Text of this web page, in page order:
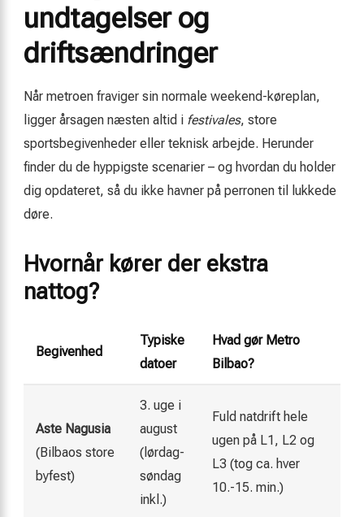
undtagelser og
driftsændringer
Når metroen fraviger sin normale weekend-køreplan,
ligger årsagen næsten altid i festivales, store
sportsbegivenheder eller teknisk arbejde. Herunder
finder du de hyppigste scenarier – og hvordan du holder
dig opdateret, så du ikke havner på perronen til lukkede
døre.
Hvornår kører der ekstra
nattog?
Begivenhed
Typiske
datoer
Hvad gør Metro
Bilbao?
Aste Nagusia
(Bilbaos store
byfest)
3. uge i
august
(lørdag-
søndag
inkl.)
Fuld natdrift hele
ugen på L1, L2 og
L3 (tog ca. hver
10.-15. min.)